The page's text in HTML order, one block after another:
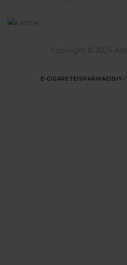
Copyright © 2024
E-CIGARETEISPARIVAČI DIY-